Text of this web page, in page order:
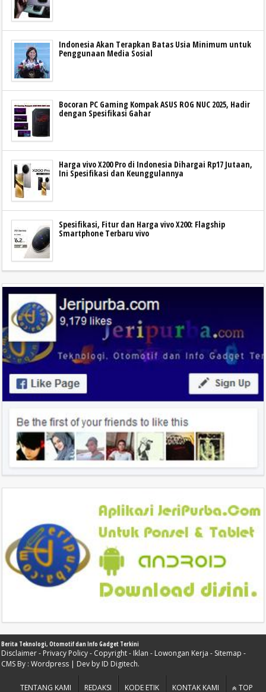
Indonesia Akan Terapkan Batas Usia Minimum untuk
Penggunaan Media Sosial
Bocoran PC Gaming Kompak ASUS ROG NUC 2025, Hadir
dengan Spesifikasi Gahar
Harga vivo X200 Pro di Indonesia Dihargai Rp17 Jutaan,
Ini Spesifikasi dan Keunggulannya
Spesifikasi, Fitur dan Harga vivo X200: Flagship
Smartphone Terbaru vivo
Berita Teknologi, Otomotif dan Info Gadget Terkini
Disclaimer- Privacy Policy- Copyright- Iklan - Lowongan Kerja - Sitemap -
CMS By : Wordpress | Dev by ID Digitech.
TENTANG KAMI REDAKSI KODE ETIK KONTAK KAMI TOP